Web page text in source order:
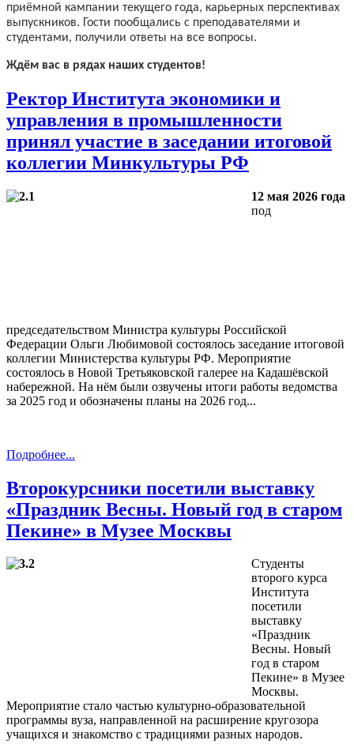
приёмной кампании текущего года, карьерных перспективах
выпускников. Гости пообщались с преподавателями и
студентами, получили ответы на все вопросы.
Ждём вас в рядах наших студентов!
Ректор Института экономики и
управления в промышленности
принял участие в заседании итоговой
коллегии Минкультуры РФ
12 мая 2026 года
под
председательством Министра культуры Российской
Федерации Ольги Любимовой состоялось заседание итоговой
коллегии Министерства культуры РФ. Мероприятие
состоялось в Новой Третьяковской галерее на Кадашёвской
набережной. На нём были озвучены итоги работы ведомства
за 2025 год и обозначены планы на 2026 год...
Подробнее...
Второкурсники посетили выставку
«Праздник Весны. Новый год в старом
Пекине» в Музее Москвы
Студенты
второго курса
Института
посетили
выставку
«Праздник
Весны. Новый
год в старом
Пекине» в Музее
Москвы.
Мероприятие стало частью культурно‑образовательной
программы вуза, направленной на расширение кругозора
учащихся и знакомство с традициями разных народов.